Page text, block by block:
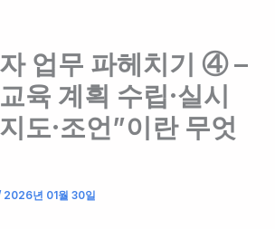
업무 파헤치기 ④ –
육 계획 수립·실시
도·조언”이란 무엇
2026년 01월 30일